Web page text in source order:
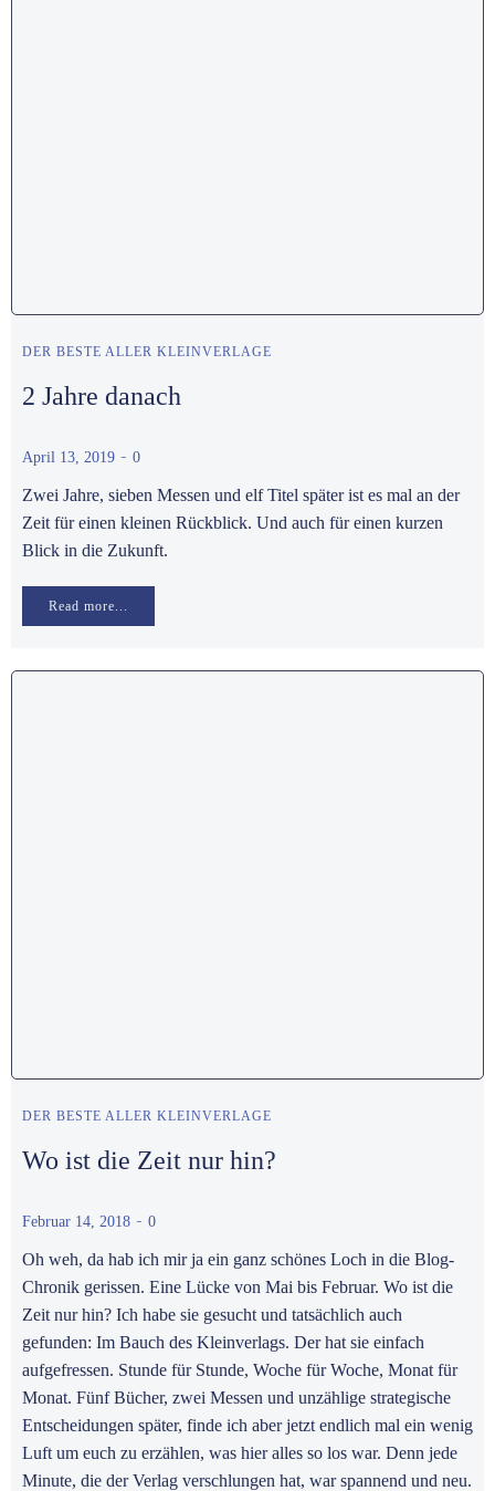
DER BESTE ALLER KLEINVERLAGE
2 Jahre danach
April 13, 2019 - 0
Zwei Jahre, sieben Messen und elf Titel später ist es mal an der
Zeit für einen kleinen Rückblick. Und auch für einen kurzen
Blick in die Zukunft.
Read more...
DER BESTE ALLER KLEINVERLAGE
Wo ist die Zeit nur hin?
Februar 14, 2018 - 0
Oh weh, da hab ich mir ja ein ganz schönes Loch in die Blog-
Chronik gerissen. Eine Lücke von Mai bis Februar. Wo ist die
Zeit nur hin? Ich habe sie gesucht und tatsächlich auch
gefunden: Im Bauch des Kleinverlags. Der hat sie einfach
aufgefressen. Stunde für Stunde, Woche für Woche, Monat für
Monat. Fünf Bücher, zwei Messen und unzählige strategische
Entscheidungen später, finde ich aber jetzt endlich mal ein wenig
Luft um euch zu erzählen, was hier alles so los war. Denn jede
Minute, die der Verlag verschlungen hat, war spannend und neu.